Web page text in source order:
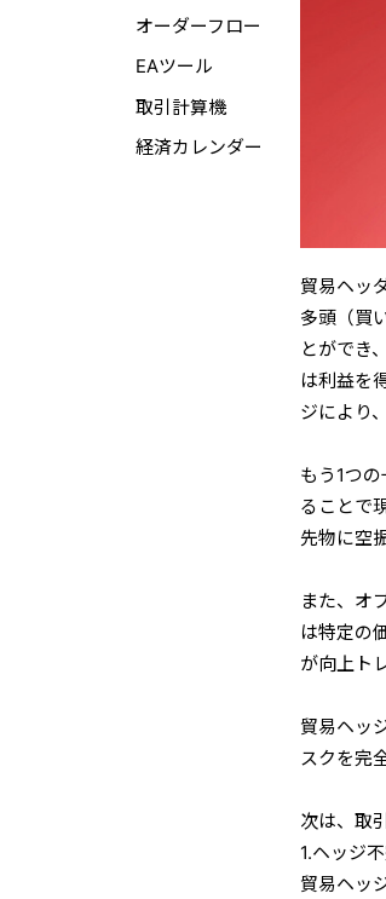
オーダーフロー
EAツール
取引計算機
経済カレンダー
貿易ヘッ
多頭（買
とができ
は利益を
ジにより
もう1つ
ることで
先物に空
また、オ
は特定の
が向上ト
貿易ヘッ
スクを完
次は、取
1.ヘッジ
貿易ヘッ